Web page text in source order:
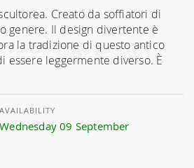
Creato da soffiatori di
genere. Il design divertente è
la tradizione di questo antico
essere leggermente diverso. È
AVAILABILITY
Wednesday 09 September